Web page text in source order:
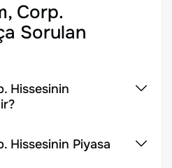
Corp.
Sorulan
Hissesinin
Hissesinin Piyasa